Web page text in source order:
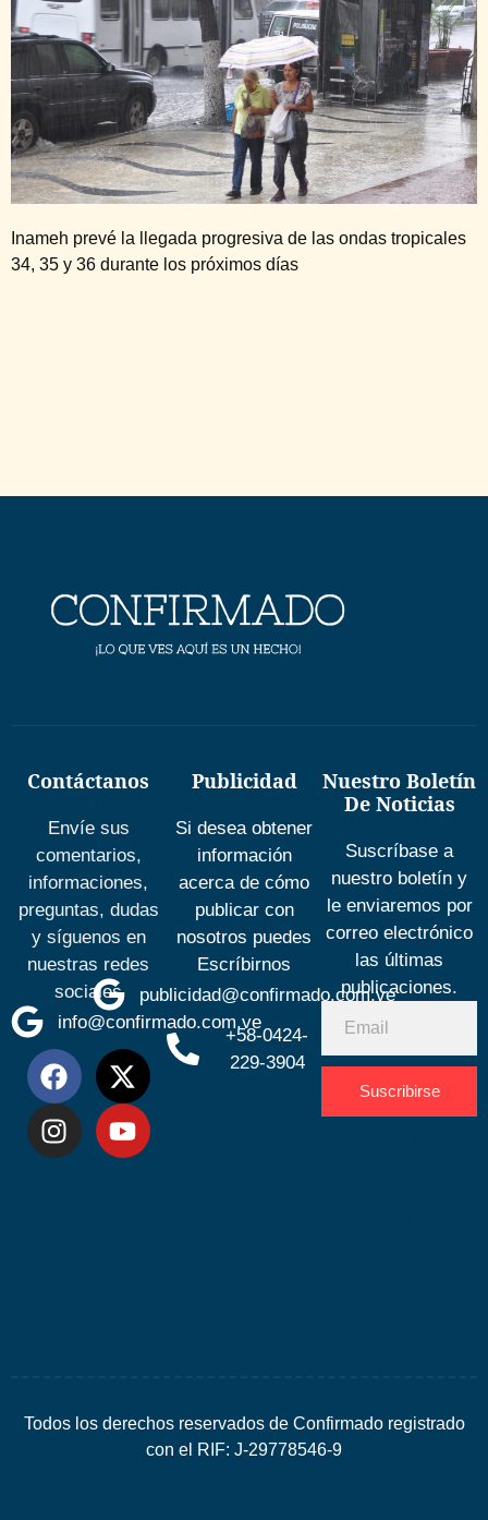
Inameh prevé la llegada progresiva de las ondas tropicales
34, 35 y 36 durante los próximos días
Contáctanos
Envíe sus
comentarios,
informaciones,
preguntas, dudas
y síguenos en
nuestras redes
sociales
info@confirmado.com.ve
Publicidad
Si desea obtener
información
acerca de cómo
publicar con
nosotros puedes
Escríbirnos
publicidad@confirmado.com.ve
+58-0424-
229-3904
Nuestro Boletín
De Noticias
Suscríbase a
nuestro boletín y
le enviaremos por
correo electrónico
las últimas
publicaciones.
Suscribirse
Todos los derechos reservados de Confirmado registrado
con el RIF: J-29778546-9